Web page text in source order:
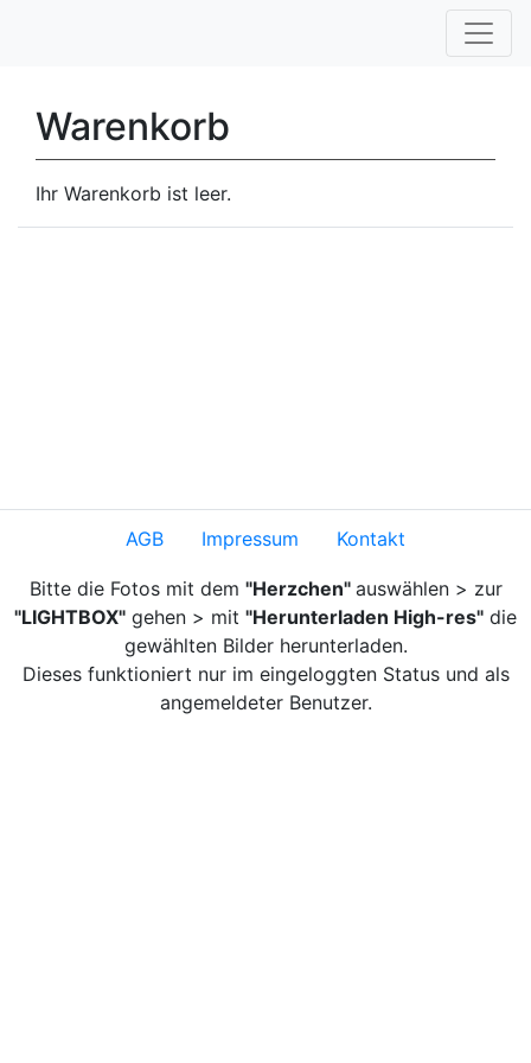
Warenkorb
Ihr Warenkorb ist leer.
AGB Impressum Kontakt
Bitte die Fotos mit dem "Herzchen" auswählen > zur
"LIGHTBOX" gehen > mit "Herunterladen High-res" die
gewählten Bilder herunterladen.
Dieses funktioniert nur im eingeloggten Status und als
angemeldeter Benutzer.